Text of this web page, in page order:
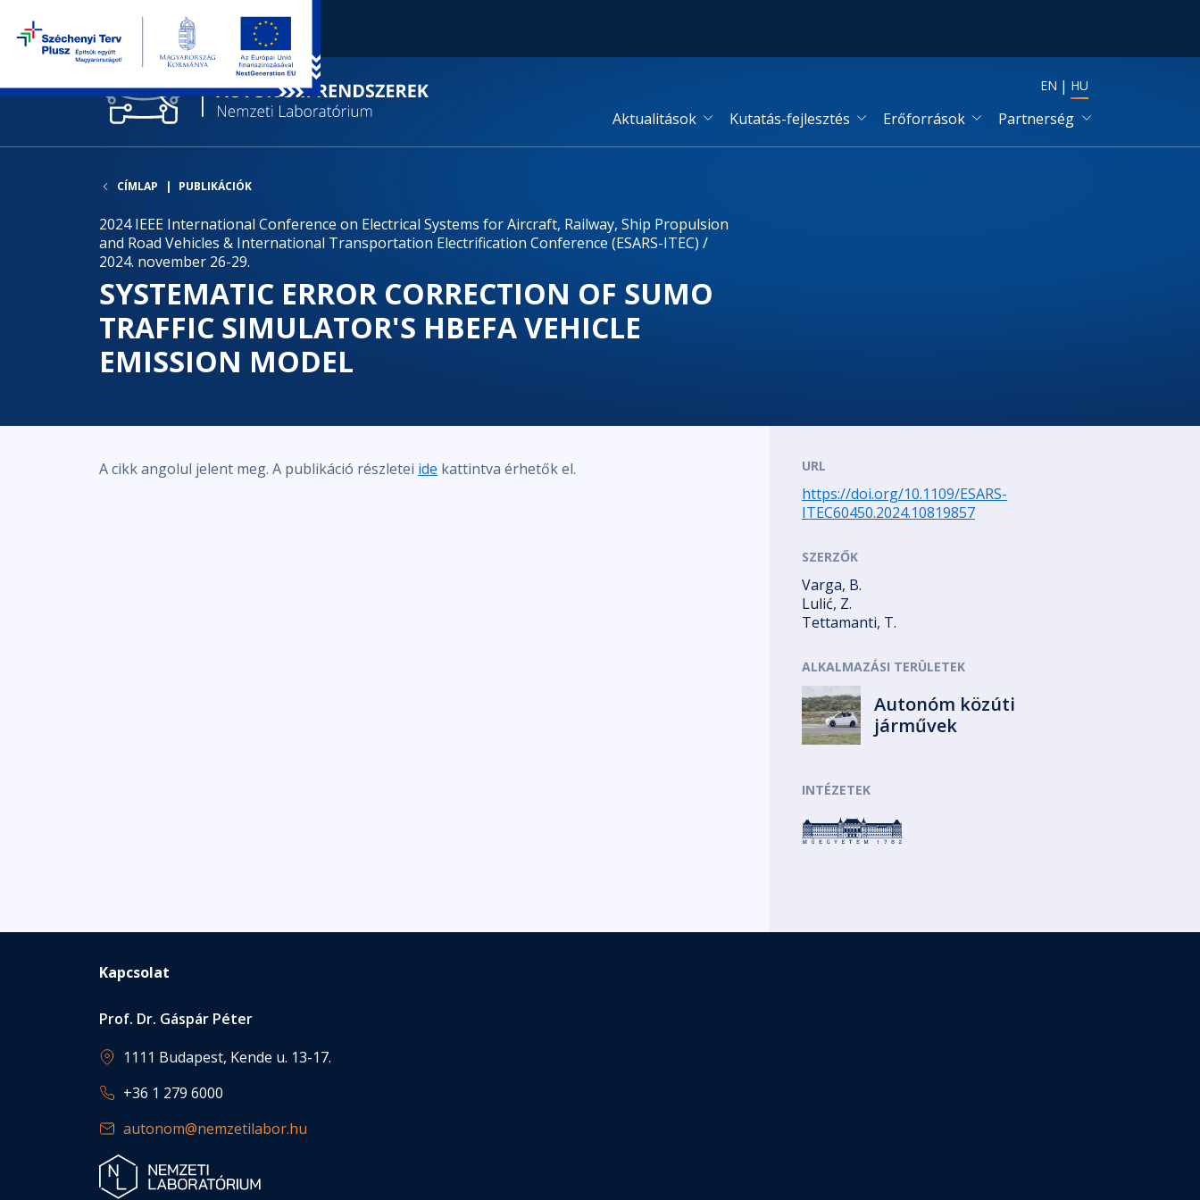
EN HU
Aktualitások Kutatás-fejlesztés Erőforrások Partnerség
CÍMLAP PUBLIKÁCIÓK
2024 IEEE International Conference on Electrical Systems for Aircraft, Railway, Ship Propulsion
and Road Vehicles & International Transportation Electrification Conference (ESARS-ITEC) /
2024. november 26-29.
SYSTEMATIC ERROR CORRECTION OF SUMO
TRAFFIC SIMULATOR'S HBEFA VEHICLE
EMISSION MODEL
A cikk angolul jelent meg. A publikáció részletei ide kattintva érhetők el. URL
https://doi.org/10.1109/ESARS-
ITEC60450.2024.10819857
SZERZŐK
Varga, B.
Lulić, Z.
Tettamanti, T.
ALKALMAZÁSI TERÜLETEK
Autonóm közúti
járművek
INTÉZETEK
Kapcsolat
Prof. Dr. Gáspár Péter
1111 Budapest, Kende u. 13-17.
+36 1 279 6000
autonom@nemzetilabor.hu